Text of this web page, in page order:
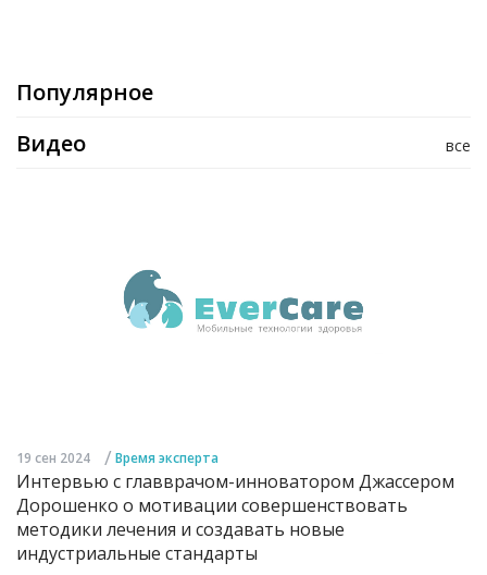
Популярное
все
Видео
19 сен 2024 / Время эксперта
Интервью с главврачом-инноватором Джассером
Дорошенко о мотивации совершенствовать
методики лечения и создавать новые
индустриальные стандарты